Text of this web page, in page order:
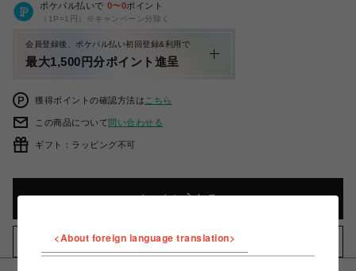
ポケパル払いで 0〜0ポイント
（1P=1円）※キャンペーン分除く
会員登録後、ポケパル払い初回登録&利用で
最大1,500円分ポイント進呈
獲得ポイントの確認方法は こちら
この商品について問い合わせる
ギフト：ラッピング不可
カートに入れる
お気に入りアイテムに追加
<About foreign language translation>